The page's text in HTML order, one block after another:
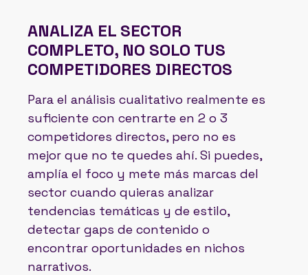
ANALIZA EL SECTOR
COMPLETO, NO SOLO TUS
COMPETIDORES DIRECTOS
Para el análisis cualitativo realmente es
suficiente con centrarte en 2 o 3
competidores directos, pero no es
mejor que no te quedes ahí. Si puedes,
amplía el foco y mete más marcas del
sector cuando quieras analizar
tendencias temáticas y de estilo,
detectar gaps de contenido o
encontrar oportunidades en nichos
narrativos.